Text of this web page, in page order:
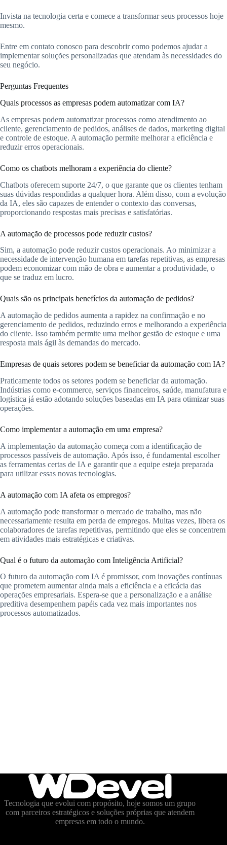
Invista na tecnologia certa e comece a transformar seus processos hoje
mesmo.
Entre em contato conosco para descobrir como podemos ajudar a
implementar soluções personalizadas que atendam às necessidades do
seu negócio.
Perguntas Frequentes
Quais processos as empresas podem automatizar com IA?
As empresas podem automatizar processos como atendimento ao
cliente, gerenciamento de pedidos, análises de dados, marketing digital
e controle de estoque. A automação permite melhorar a eficiência e
reduzir erros operacionais.
Como os chatbots melhoram a experiência do cliente?
Chatbots oferecem suporte 24/7, o que garante que os clientes tenham
suas dúvidas respondidas a qualquer hora. Além disso, com a evolução
da IA, eles são capazes de entender o contexto das conversas,
proporcionando respostas mais precisas e satisfatórias.
A automação de processos pode reduzir custos?
Sim, a automação pode reduzir custos operacionais. Ao minimizar a
necessidade de intervenção humana em tarefas repetitivas, as empresas
podem economizar com mão de obra e aumentar a produtividade, o
que se traduz em lucro.
Quais são os principais benefícios da automação de pedidos?
A automação de pedidos aumenta a rapidez na confirmação e no
gerenciamento de pedidos, reduzindo erros e melhorando a experiência
do cliente. Isso também permite uma melhor gestão de estoque e uma
resposta mais ágil às demandas do mercado.
Empresas de quais setores podem se beneficiar da automação com IA?
Praticamente todos os setores podem se beneficiar da automação.
Indústrias como e-commerce, serviços financeiros, saúde, manufatura e
logística já estão adotando soluções baseadas em IA para otimizar suas
operações.
Como implementar a automação em uma empresa?
A implementação da automação começa com a identificação de
processos passíveis de automação. Após isso, é fundamental escolher
as ferramentas certas de IA e garantir que a equipe esteja preparada
para utilizar essas novas tecnologias.
A automação com IA afeta os empregos?
A automação pode transformar o mercado de trabalho, mas não
necessariamente resulta em perda de empregos. Muitas vezes, libera os
colaboradores de tarefas repetitivas, permitindo que eles se concentrem
em atividades mais estratégicas e criativas.
Qual é o futuro da automação com Inteligência Artificial?
O futuro da automação com IA é promissor, com inovações contínuas
que prometem aumentar ainda mais a eficiência e a eficácia das
operações empresariais. Espera-se que a personalização e a análise
preditiva desempenhem papéis cada vez mais importantes nos
processos automatizados.
Tecnologia que evolui com propósito, hoje somos um grupo
com parceiros estratégicos e soluções próprias que atendem
empresas em todo o mundo.